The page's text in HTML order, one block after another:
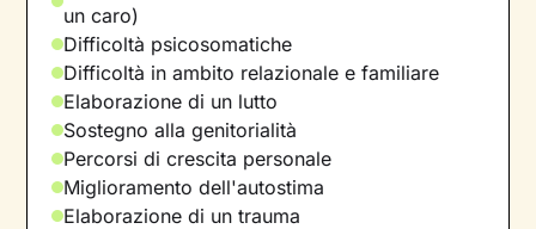
un caro)
Difficoltà psicosomatiche
Difficoltà in ambito relazionale e familiare
Elaborazione di un lutto
Sostegno alla genitorialità
Percorsi di crescita personale
Miglioramento dell'autostima
Elaborazione di un trauma